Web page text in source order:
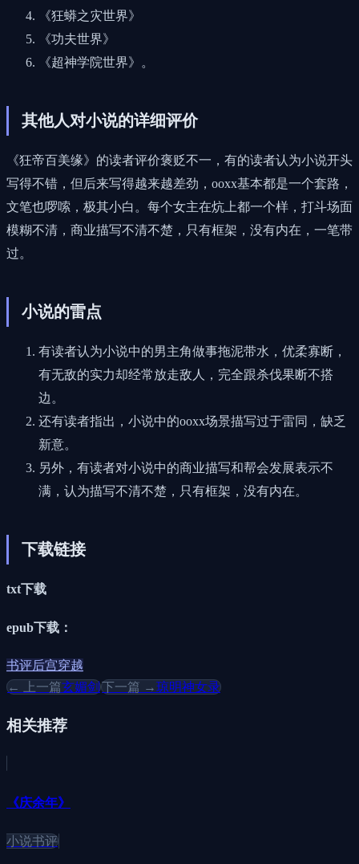
《狂蟒之灾世界》
《功夫世界》
《超神学院世界》。
其他人对小说的详细评价
《狂帝百美缘》的读者评价褒贬不一，有的读者认为小说开头
写得不错，但后来写得越来越差劲，ooxx基本都是一个套路，
文笔也啰嗦，极其小白。每个女主在炕上都一个样，打斗场面
模糊不清，商业描写不清不楚，只有框架，没有内在，一笔带
过。
小说的雷点
有读者认为小说中的男主角做事拖泥带水，优柔寡断，
有无敌的实力却经常放走敌人，完全跟杀伐果断不搭
边。
还有读者指出，小说中的ooxx场景描写过于雷同，缺乏
新意。
另外，有读者对小说中的商业描写和帮会发展表示不
满，认为描写不清不楚，只有框架，没有内在。
下载链接
txt下载
epub下载：
书评后宫穿越
← 上一篇玄媚剑下一篇 →琼明神女录
相关推荐
《庆余年》
小说书评